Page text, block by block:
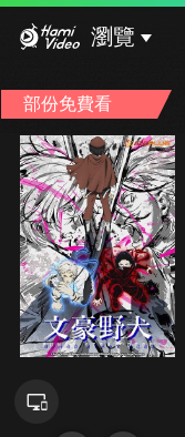
瀏覽
部份免費看